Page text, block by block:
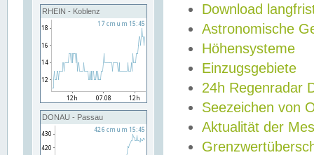
RHEIN - Koblenz
DONAU - Passau
Download
Astronomische
Höhensysteme
Einzugsgebiete
24h Regenradar
Seezeichen von
Aktualität der